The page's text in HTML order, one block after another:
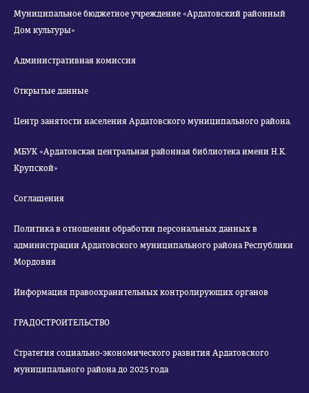
Муниципальное бюджетное учреждение «Ардатовский районный
Дом культуры»
Административная комиссия
Открытые данные
Центр занятости населения Ардатовского муниципального района.
МБУК «Ардатовская центральная районная библиотека имени Н.К.
Крупской»
Соглашения
Политика в отношении обработки персональных данных в
администрации Ардатовского муниципального района Республики
Мордовия
Информация правоохранительных контролирующих органов
ГРАДОСТРОИТЕЛЬСТВО
Стратегия социально-экономического развития Ардатовского
муниципального района до 2025 года